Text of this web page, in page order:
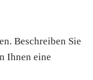
Beschreiben Sie
Ihnen eine